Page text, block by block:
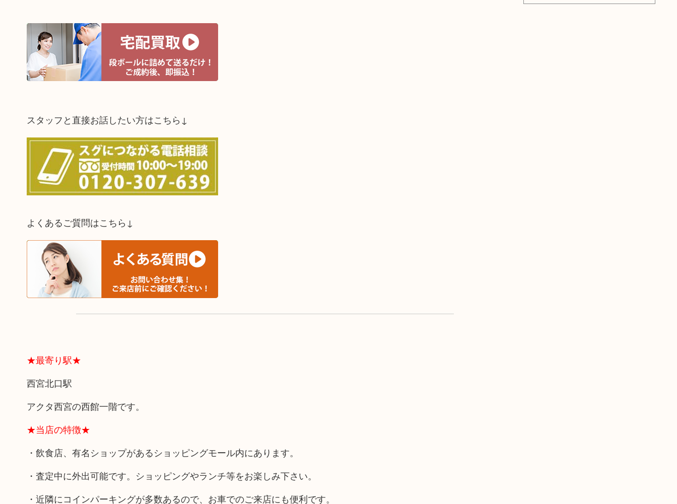
スタッフと直接お話したい方はこちら↓
よくあるご質問はこちら↓
★最寄り駅★
西宮北口駅
アクタ西宮の西館一階です。
★当店の特徴★
・飲食店、有名ショップがあるショッピングモール内にあります。
・査定中に外出可能です。ショッピングやランチ等をお楽しみ下さい。
・近隣にコインパーキングが多数あるので、お車でのご来店にも便利です。